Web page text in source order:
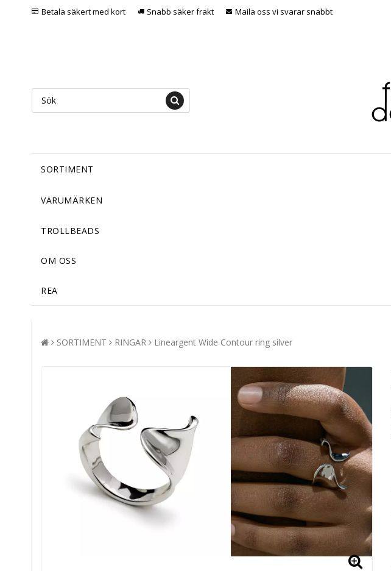
Betala säkert med kort Snabb säker frakt Maila oss vi svarar snabbt
SORTIMENT
VARUMÄRKEN
TROLLBEADS
OM OSS
REA
SORTIMENT RINGAR Lineargent Wide Contour ring silver